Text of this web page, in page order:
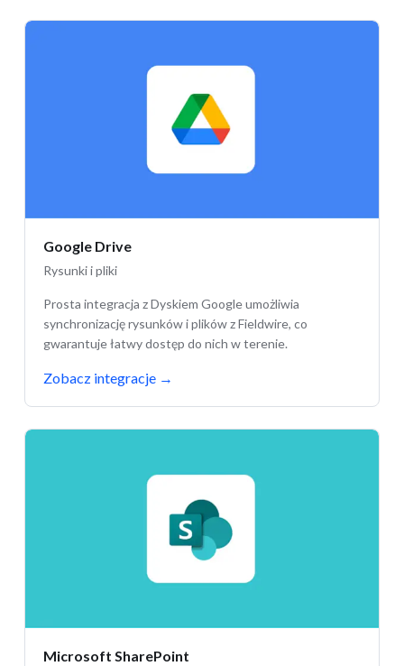
Google Drive
Rysunki i pliki
Prosta integracja z Dyskiem Google umożliwia
synchronizację rysunków i plików z Fieldwire, co
gwarantuje łatwy dostęp do nich w terenie.
Zobacz integracje →
Microsoft SharePoint